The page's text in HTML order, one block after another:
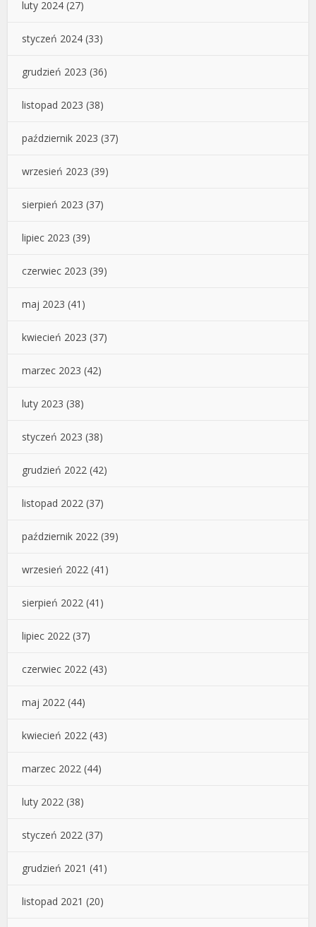
luty 2024 (27)
styczeń 2024 (33)
grudzień 2023 (36)
listopad 2023 (38)
październik 2023 (37)
wrzesień 2023 (39)
sierpień 2023 (37)
lipiec 2023 (39)
czerwiec 2023 (39)
maj 2023 (41)
kwiecień 2023 (37)
marzec 2023 (42)
luty 2023 (38)
styczeń 2023 (38)
grudzień 2022 (42)
listopad 2022 (37)
październik 2022 (39)
wrzesień 2022 (41)
sierpień 2022 (41)
lipiec 2022 (37)
czerwiec 2022 (43)
maj 2022 (44)
kwiecień 2022 (43)
marzec 2022 (44)
luty 2022 (38)
styczeń 2022 (37)
grudzień 2021 (41)
listopad 2021 (20)